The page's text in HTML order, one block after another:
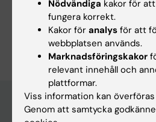
Hensvold A; Malmstrom V;
Är du Viktoriia Valkovskaia?
Redigera din profil
Nödvändiga kakor för
fungera korrekt.
Kakor för analys för att
webbplatsen används.
Marknadsföringskakor
relevant innehåll och
plattformar.
Viss information kan
Genom att samtycka